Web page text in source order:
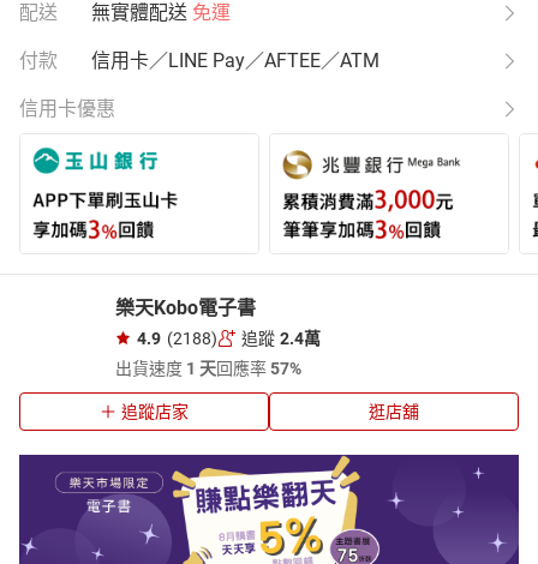
配送 無實體配送 免運
付款 信用卡／LINE Pay／AFTEE／ATM
信用卡優惠
樂天Kobo電子書
4.9 (2188) 追蹤 2.4萬
出貨速度 1 天回應率57%
追蹤店家 逛店舖